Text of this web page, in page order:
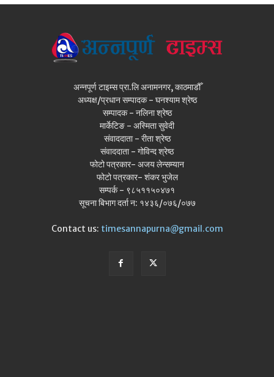
अन्नपूर्ण टाइम्स प्रा.लि अनामनगर, काठमाडौँ
अध्यक्ष/प्रधान सम्पादक - घनश्याम श्रेष्ठ
सम्पादक - नलिना श्रेष्ठ
मार्केटिङ - अस्मिता सुवेदी
संवाददाता - रीता श्रेष्ठ
संवाददाता - गोविन्द श्रेष्ठ
फोटो पत्रकार- अजय लेन्सम्यान
फोटो पत्रकार- शंकर भुजेल
सम्पर्क - ९८५११५०४७१
सूचना बिभाग दर्ता न: १४३६/०७६/०७७
Contact us: timesannapurna@gmail.com